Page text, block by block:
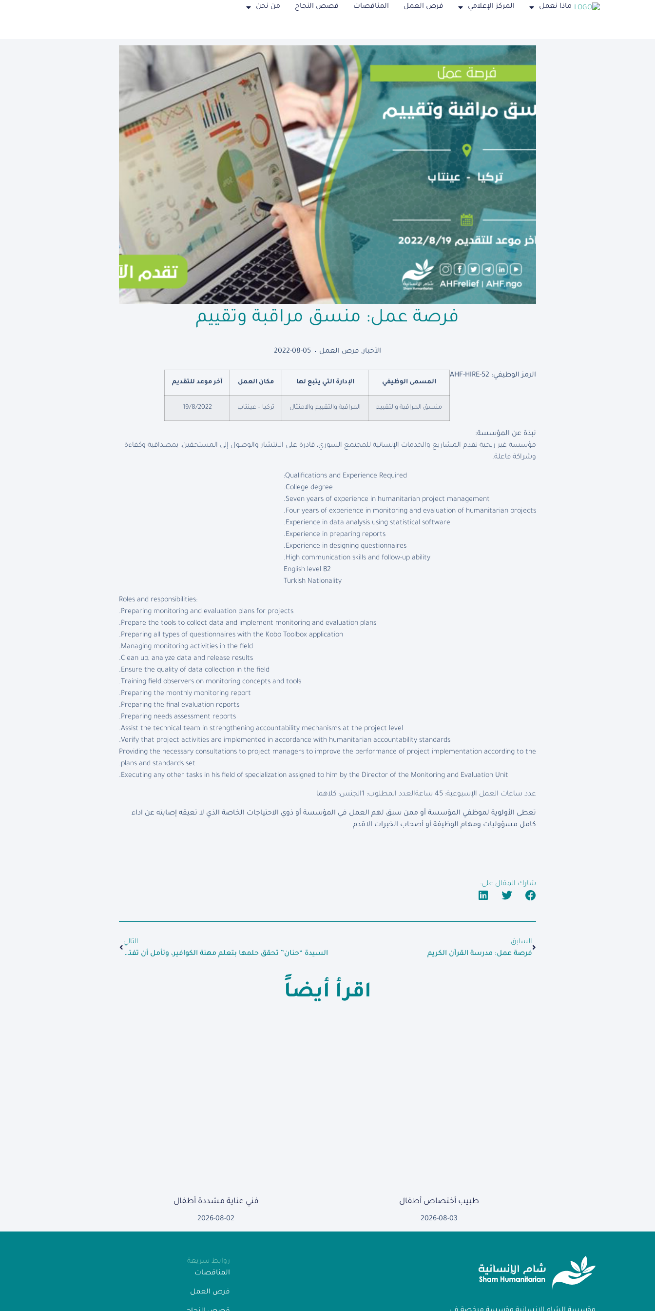
ماذا نعمل المركز الإعلامي فرص العمل المناقصات قصص النجاح من نحن
فرصة عمل: منسق مراقبة وتقييم
الأخبار, فرص العمل 2022-08-05
الرمز الوظيفي: AHF-HIRE-52
المسمى الوظيفي الإدارة التي يتبع لها مكان العمل آخر موعد للتقديم
منسق المراقبة والتقييم المراقبة والتقييم والامتثال تركيا – عينتاب 19/8/2022
نبذة عن المؤسسة:
مؤسسة غير ربحية تقدم المشاريع والخدمات الإنسانية للمجتمع السوري، قادرة على الانتشار والوصول إلى المستحقين، بمصداقية وكفاءة
وشراكة فاعلة.
Qualifications and Experience Required:
College degree.
Seven years of experience in humanitarian project management.
Four years of experience in monitoring and evaluation of humanitarian projects.
Experience in data analysis using statistical software.
Experience in preparing reports.
Experience in designing questionnaires.
High communication skills and follow-up ability.
English level B2
Turkish Nationality
:Roles and responsibilities
Preparing monitoring and evaluation plans for projects.
Prepare the tools to collect data and implement monitoring and evaluation plans.
Preparing all types of questionnaires with the Kobo Toolbox application.
Managing monitoring activities in the field.
Clean up, analyze data and release results.
Ensure the quality of data collection in the field.
Training field observers on monitoring concepts and tools.
Preparing the monthly monitoring report.
Preparing the final evaluation reports.
Preparing needs assessment reports.
Assist the technical team in strengthening accountability mechanisms at the project level.
Verify that project activities are implemented in accordance with humanitarian accountability standards.
Providing the necessary consultations to project managers to improve the performance of project implementation according to the
plans and standards set.
Executing any other tasks in his field of specialization assigned to him by the Director of the Monitoring and Evaluation Unit.
عدد ساعات العمل الإسبوعية: 45 ساعة العدد المطلوب: 1 الجنس: كلاهما
تعطى الأولوية لموظفي المؤسسة أو ممن سبق لهم العمل في المؤسسة أو ذوي الاحتياجات الخاصة الذي لا تعيقه إصابته عن اداء
كامل مسؤوليات ومهام الوظيفة أو أصحاب الخبرات الاقدم
شارك المقال على:
السابق
فرصة عمل: مدرسة القرآن الكريم
التالي
السيدة “حنان” تحقق حلمها بتعلم مهنة الكوافير، وتأمل أن تفتتح مشروعها الخاص.
اقرأ أيضاً
طبيب أختصاص أطفال
2026-08-03
فني عناية مشددة أطفال
2026-08-02
روابط سريعة
المناقصات
فرص العمل